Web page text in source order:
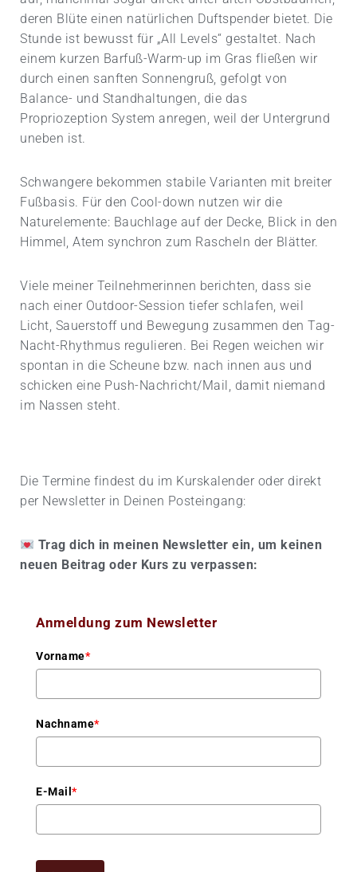
deren Blüte einen natürlichen Duftspender bietet. Die
Stunde ist bewusst für „All Levels“ gestaltet. Nach
einem kurzen Barfuß-Warm-up im Gras fließen wir
durch einen sanften Sonnengruß, gefolgt von
Balance- und Standhaltungen, die das
Propriozeption System anregen, weil der Untergrund
uneben ist.
Schwangere bekommen stabile Varianten mit breiter
Fußbasis. Für den Cool-down nutzen wir die
Naturelemente: Bauchlage auf der Decke, Blick in den
Himmel, Atem synchron zum Rascheln der Blätter.
Viele meiner Teilnehmerinnen berichten, dass sie
nach einer Outdoor-Session tiefer schlafen, weil
Licht, Sauerstoff und Bewegung zusammen den Tag-
Nacht-Rhythmus regulieren. Bei Regen weichen wir
spontan in die Scheune bzw. nach innen aus und
schicken eine Push-Nachricht/Mail, damit niemand
im Nassen steht.
Die Termine findest du im Kurskalender oder direkt
per Newsletter in Deinen Posteingang:
Trag dich in meinen Newsletter ein, um keinen
neuen Beitrag oder Kurs zu verpassen:
Anmeldung zum Newsletter
Vorname*
Nachname*
E-Mail *